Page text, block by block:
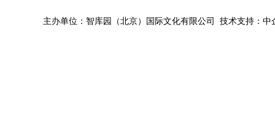
主办单位：智库园（北京）国际文化有限公司 技术支持：